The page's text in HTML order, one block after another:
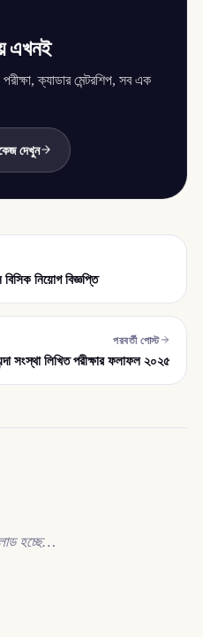
এখনই
ক্যাডার মেন্টরশিপ, সব এক
দেখুন
বিসিক নিয়োগ বিজ্ঞপ্তি
পরবর্তী পোস্ট
সংস্থা লিখিত পরীক্ষার ফলাফল ২০২৫
হচ্ছে…